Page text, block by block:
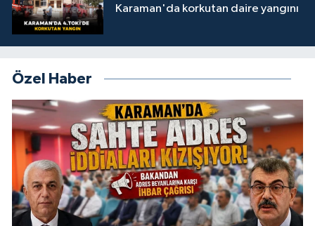
Karaman'da korkutan daire yangını
Özel Haber